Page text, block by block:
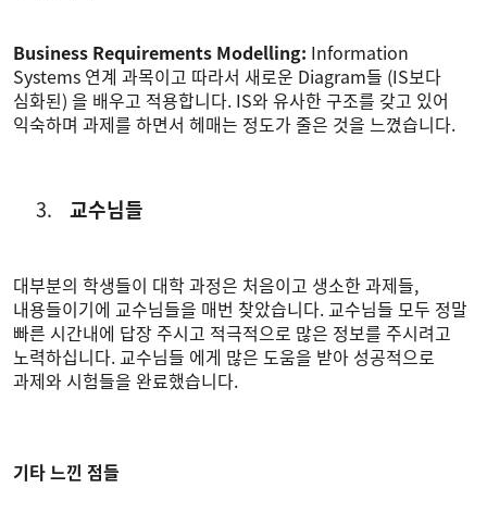
Business Requirements Modelling: Information
Systems 연계 과목이고 따라서 새로운 Diagram들 (IS보다
심화된) 을 배우고 적용합니다. IS와 유사한 구조를 갖고 있어
익숙하며 과제를 하면서 헤매는 정도가 줄은 것을 느꼈습니다.
교수님들
대부분의 학생들이 대학 과정은 처음이고 생소한 과제들,
내용들이기에 교수님들을 매번 찾았습니다. 교수님들 모두 정말
빠른 시간내에 답장 주시고 적극적으로 많은 정보를 주시려고
노력하십니다. 교수님들 에게 많은 도움을 받아 성공적으로
과제와 시험들을 완료했습니다.
기타 느낀 점들